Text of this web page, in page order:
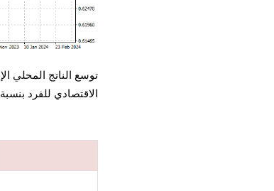
الاقتصادي للفرد بنسبة 1% عن العام السابق، وهي أسوأ نتيجة خارج فترة جائحة كوفيد منذ التسعينيات.